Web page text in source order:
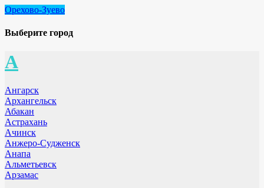
Орехово-Зуево
Выберите город
А
Ангарск
Архангельск
Абакан
Астрахань
Ачинск
Анжеро-Судженск
Анапа
Альметьевск
Арзамас